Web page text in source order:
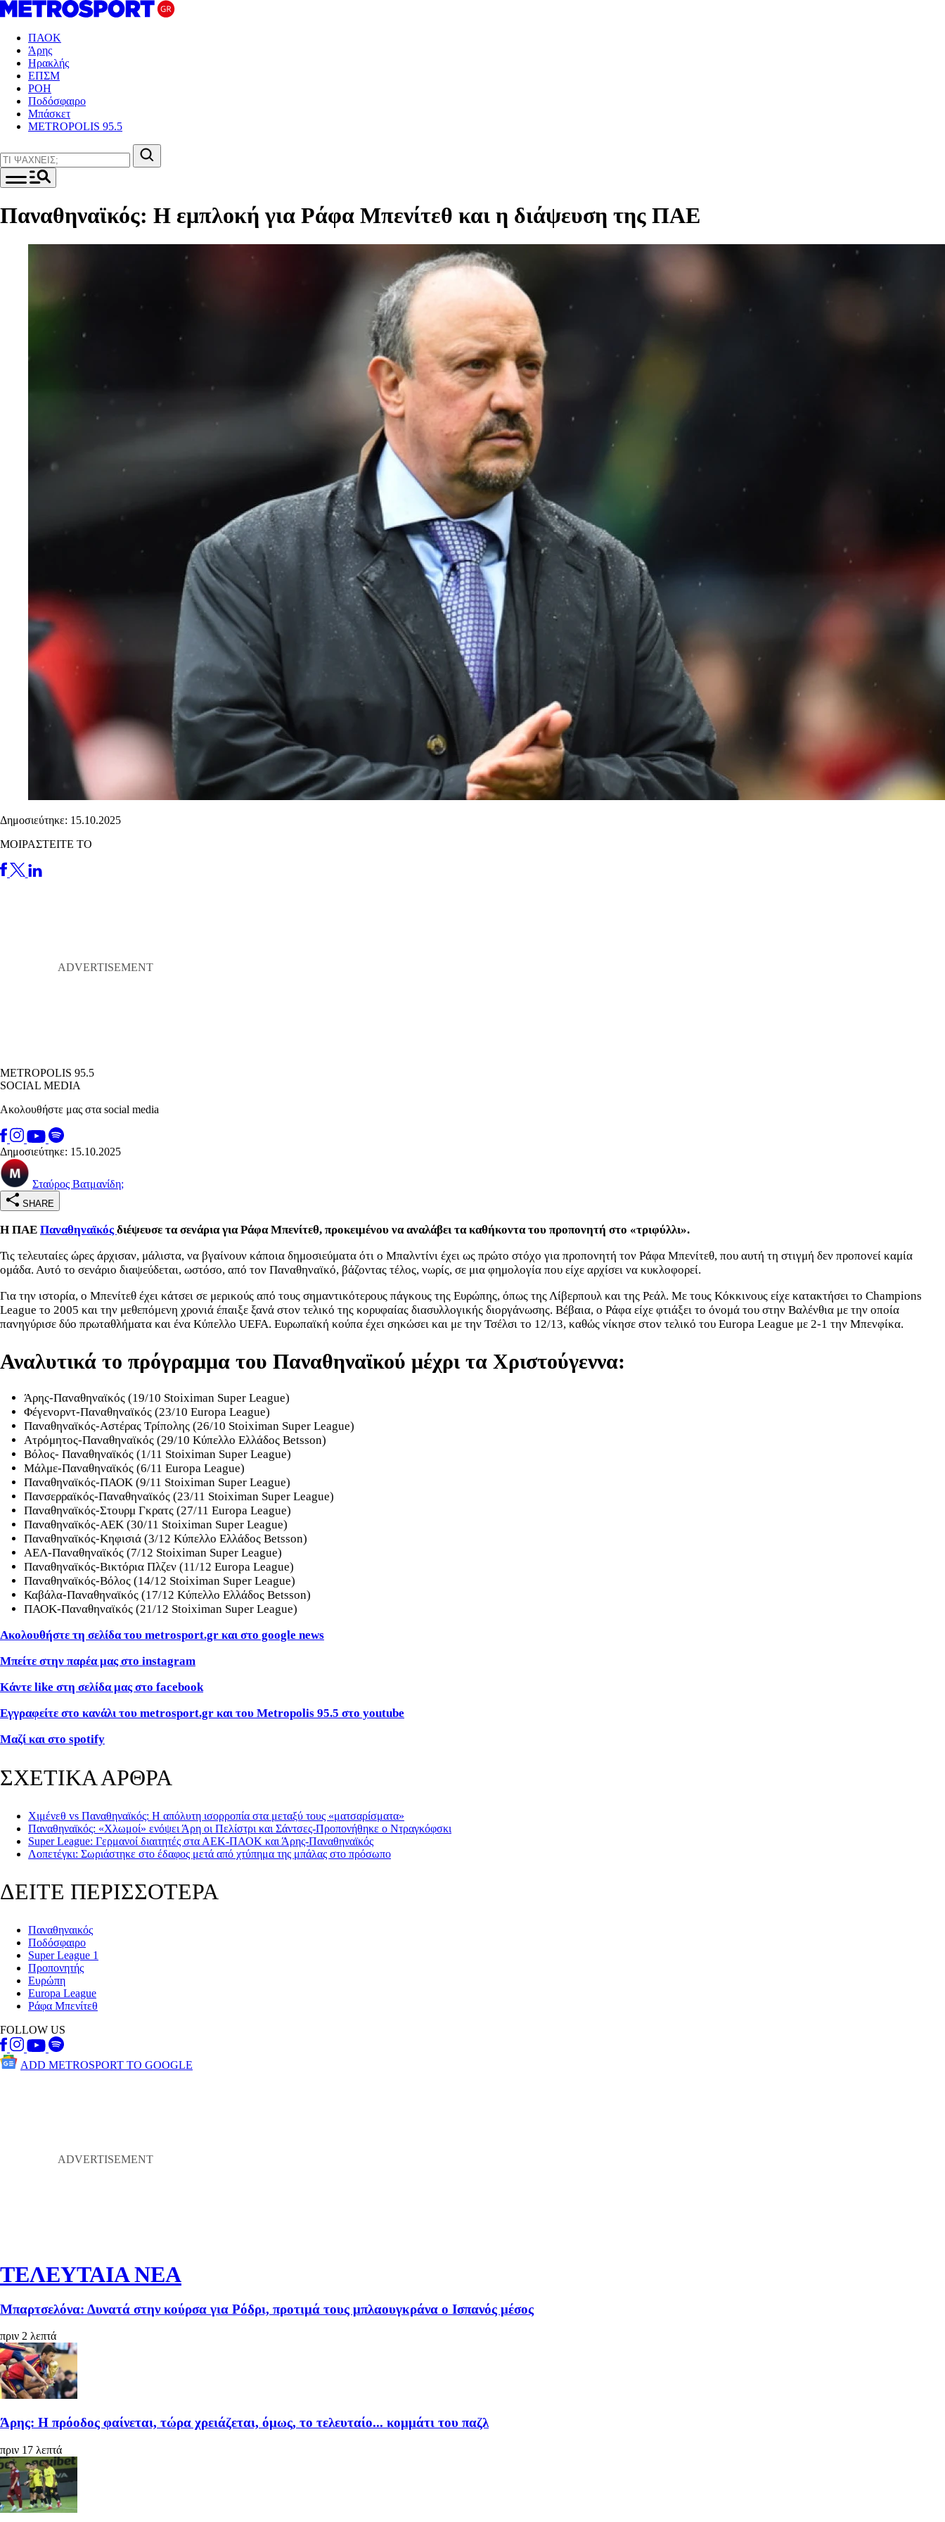
ΠΑΟΚ
Άρης
Ηρακλής
ΕΠΣΜ
ΡΟΗ
Ποδόσφαιρο
Μπάσκετ
METROPOLIS 95.5
Παναθηναϊκός: Η εμπλοκή για Ράφα Μπενίτεθ και η διάψευση της ΠΑΕ
Δημοσιεύτηκε: 15.10.2025
ΜΟΙΡΑΣΤΕΙΤΕ ΤΟ
METROPOLIS 95.5
SOCIAL MEDIA
Ακολουθήστε μας στα social media
Δημοσιεύτηκε: 15.10.2025
Σταύρος Βατμανίδη;
SHARE
Η ΠΑΕ Παναθηναϊκόςδιέψευσε τα σενάρια για Ράφα Μπενίτεθ, προκειμένου να αναλάβει τα καθήκοντα του προπονητή στο «τριφύλλι».
Τις τελευταίες ώρες άρχισαν, μάλιστα, να βγαίνουν κάποια δημοσιεύματα ότι ο Μπαλντίνι έχει ως πρώτο στόχο για προπονητή τον Ράφα Μπενίτεθ, που αυτή τη στιγμή δεν προπονεί καμία
ομάδα. Αυτό το σενάριο διαψεύδεται, ωστόσο, από τον Παναθηναϊκό, βάζοντας τέλος, νωρίς, σε μια φημολογία που είχε αρχίσει να κυκλοφορεί.
Για την ιστορία, ο Μπενίτεθ έχει κάτσει σε μερικούς από τους σημαντικότερους πάγκους της Ευρώπης, όπως της Λίβερπουλ και της Ρεάλ. Με τους Κόκκινους είχε κατακτήσει το Champions
League το 2005 και την μεθεπόμενη χρονιά έπαιξε ξανά στον τελικό της κορυφαίας διασυλλογικής διοργάνωσης. Βέβαια, ο Ράφα είχε φτιάξει το όνομά του στην Βαλένθια με την οποία
πανηγύρισε δύο πρωταθλήματα και ένα Κύπελλο UEFA. Ευρωπαϊκή κούπα έχει σηκώσει και με την Τσέλσι το 12/13, καθώς νίκησε στον τελικό του Europa League με 2-1 την Μπενφίκα.
Αναλυτικά το πρόγραμμα του Παναθηναϊκού μέχρι τα Χριστούγεννα:
Άρης-Παναθηναϊκός (19/10 Stoiximan Super League)
Φέγενορντ-Παναθηναϊκός (23/10 Europa League)
Παναθηναϊκός-Αστέρας Τρίπολης (26/10 Stoiximan Super League)
Ατρόμητος-Παναθηναϊκός (29/10 Κύπελλο Ελλάδος Betsson)
Βόλος- Παναθηναϊκός (1/11 Stoiximan Super League)
Μάλμε-Παναθηναϊκός (6/11 Europa League)
Παναθηναϊκός-ΠΑΟΚ (9/11 Stoiximan Super League)
Πανσερραϊκός-Παναθηναϊκός (23/11 Stoiximan Super League)
Παναθηναϊκός-Στουρμ Γκρατς (27/11 Europa League)
Παναθηναϊκός-ΑΕΚ (30/11 Stoiximan Super League)
Παναθηναϊκός-Κηφισιά (3/12 Κύπελλο Ελλάδος Betsson)
ΑΕΛ-Παναθηναϊκός (7/12 Stoiximan Super League)
Παναθηναϊκός-Βικτόρια Πλζεν (11/12 Europa League)
Παναθηναϊκός-Βόλος (14/12 Stoiximan Super League)
Καβάλα-Παναθηναϊκός (17/12 Κύπελλο Ελλάδος Betsson)
ΠΑΟΚ-Παναθηναϊκός (21/12 Stoiximan Super League)
Ακολουθήστε τη σελίδα του metrosport.gr και στο google news
Μπείτε στην παρέα μας στο instagram
Κάντε like στη σελίδα μας στο facebook
Εγγραφείτε στο κανάλι του metrosport.gr και του Metropolis 95.5 στο youtube
Μαζί και στο spotify
ΣΧΕΤΙΚΑ ΑΡΘΡΑ
Χιμένεθ vs Παναθηναϊκός: Η απόλυτη ισορροπία στα μεταξύ τους «ματσαρίσματα»
Παναθηναϊκός: «Χλωμοί» ενόψει Άρη οι Πελίστρι και Σάντσες-Προπονήθηκε ο Ντραγκόφσκι
Super League: Γερμανοί διαιτητές στα ΑΕΚ-ΠΑΟΚ και Άρης-Παναθηναϊκός
Λοπετέγκι: Σωριάστηκε στο έδαφος μετά από χτύπημα της μπάλας στο πρόσωπο
ΔΕΙΤΕ ΠΕΡΙΣΣΟΤΕΡΑ
Παναθηναικός
Ποδόσφαιρο
Super League 1
Προπονητής
Ευρώπη
Europa League
Ράφα Μπενίτεθ
FOLLOW US
ADD METROSPORT TO GOOGLE
ΤΕΛΕΥΤΑΙΑ ΝΕΑ
Μπαρτσελόνα: Δυνατά στην κούρσα για Ρόδρι, προτιμά τους μπλαουγκράνα ο Ισπανός μέσος
πριν 2 λεπτά
Άρης: Η πρόοδος φαίνεται, τώρα χρειάζεται, όμως, το τελευταίο... κομμάτι του παζλ
πριν 17 λεπτά